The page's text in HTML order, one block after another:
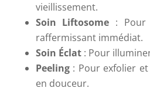
vieillissement.
Soin Liftosome :
raffermissant immédiat.
Soin Éclat: Pour
Peeling: Pour exfolier et
en douceur.